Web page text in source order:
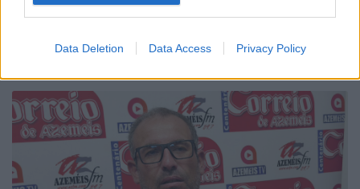
Data Deletion Data Access Privacy Policy
Há Festa na Aldeia - Ul